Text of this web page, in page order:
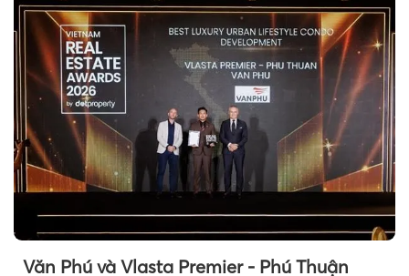
Văn Phú và Vlasta Premier - Phú Thuận